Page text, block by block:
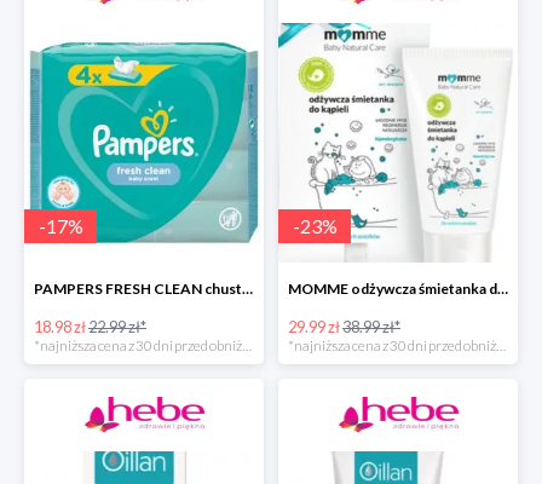
-17%
PAMPERS FRESH CLEAN chusteczki nawilżane
18.98 zł22.99 zł*
*najniższa cena z 30 dni przed obniżką
-23%
MOMME odżywcza śmietanka do kąpieli
29.99 zł38.99 zł*
*najniższa cena z 30 dni przed obniżką